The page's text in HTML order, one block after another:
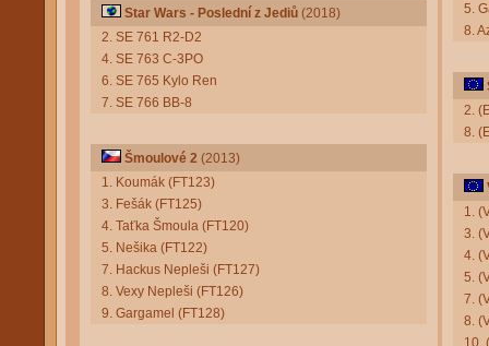
Star Wars - Poslední z Jediů (2018)
2. SE 761 R2-D2
4. SE 763 C-3PO
6. SE 765 Kylo Ren
7. SE 766 BB-8
Šmoulové 2 (2013)
1. Koumák (FT123)
3. Fešák (FT125)
4. Taťka Šmoula (FT120)
5. Nešika (FT122)
7. Hackus Nepleši (FT127)
8. Vexy Nepleši (FT126)
9. Gargamel (FT128)
5.
8.
2.
8.
1.
3.
4.
5.
7.
8.
10.